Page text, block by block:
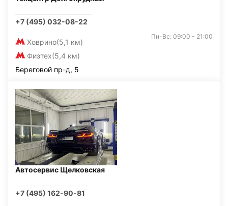
+7 (495) 032-08-22
Ховрино(5,1 км)
Физтех(5,4 км)
Пн-Вс: 09:00 - 21:00
Береговой пр-д, 5
Автосервис Щелковская
+7 (495) 162-90-81